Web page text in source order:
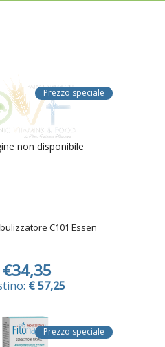
non disponibile
Prezzo speciale
C101 Essen
€34,35
€ 57,25
Prezzo speciale